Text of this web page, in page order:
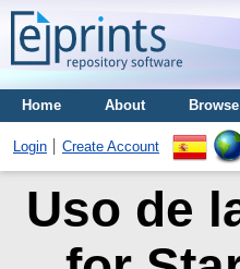
Home About Browse
Login Create Account
Uso de